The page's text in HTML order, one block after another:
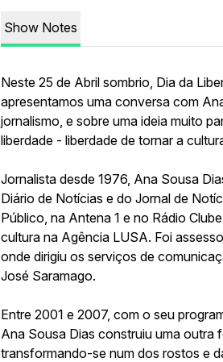
Show Notes
Neste 25 de Abril sombrio, Dia da
apresentamos uma conversa com
jornalismo, e sobre uma ideia muito
liberdade - liberdade de tornar a
Jornalista desde 1976, Ana Sousa
Diário de Notícias e do Jornal de
Público, na Antena 1 e no Rádio
cultura na Agência LUSA. Foi
onde dirigiu os serviços de
José Saramago.
Entre 2001 e 2007, com o seu
Ana Sousa Dias construiu uma outra
transformando-se num dos rostos e